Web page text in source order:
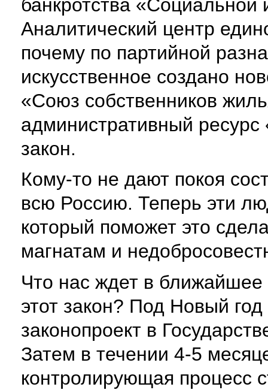
банкротства
Аналитический центр
почему по партийной
искусственное создано
«Союз собственников
административный
закон.
Кому-то не дают покоя
всю Россию. Теперь эти
который поможет это
магнатам и
Что нас ждет в
этот закон? Под Новый
законопроект в
Затем в течении 4-5
контролирующая процесс